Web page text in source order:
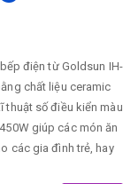
điện từ Goldsun IH-
chất liệu ceramic
thuật số điều kiển màu
giúp các món ăn
các gia đình trẻ, hay